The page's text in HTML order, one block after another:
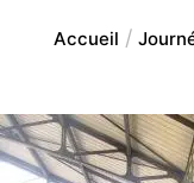
Accueil